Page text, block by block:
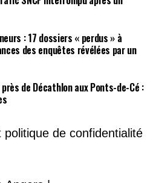
: 17 dossiers « perdus » à
des enquêtes révélées par un
de Décathlon aux Ponts-de-Cé :
de confidentialité